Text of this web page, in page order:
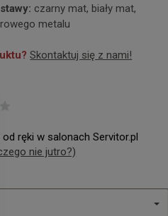
czarny mat, biały mat,
metalu
Skontaktuj się z nami!
od ręki w salonach Servitor.pl
nie jutro?)